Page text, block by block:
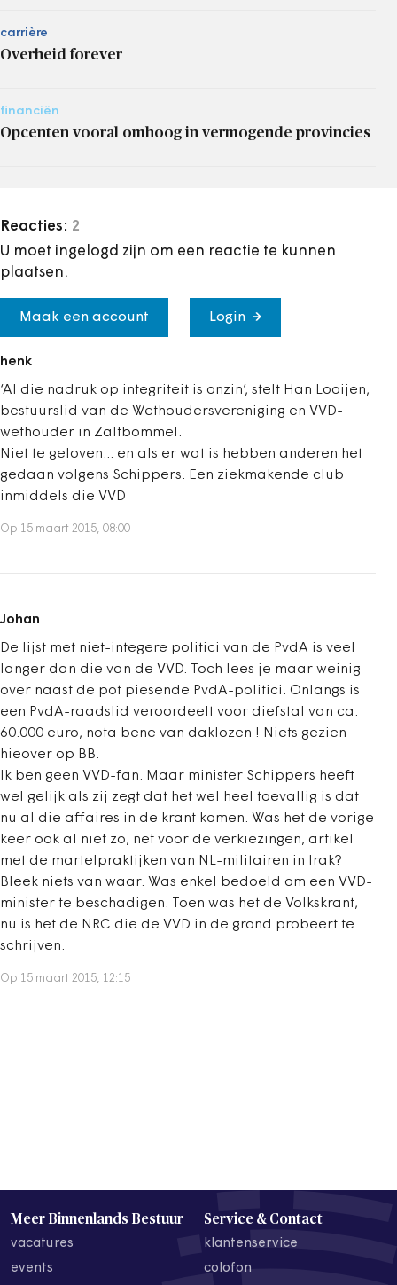
carrière
Overheid forever
financiën
Opcenten vooral omhoog in vermogende provincies
Reacties: 2
U moet ingelogd zijn om een reactie te kunnen
plaatsen.
Maak een account Login
henk
‘Al die nadruk op integriteit is onzin’, stelt Han Looijen,
bestuurslid van de Wethoudersvereniging en VVD-
wethouder in Zaltbommel.
Niet te geloven... en als er wat is hebben anderen het
gedaan volgens Schippers. Een ziekmakende club
inmiddels die VVD
Op 15 maart 2015, 08:00
Johan
De lijst met niet-integere politici van de PvdA is veel
langer dan die van de VVD. Toch lees je maar weinig
over naast de pot piesende PvdA-politici. Onlangs is
een PvdA-raadslid veroordeelt voor diefstal van ca.
60.000 euro, nota bene van daklozen ! Niets gezien
hieover op BB.
Ik ben geen VVD-fan. Maar minister Schippers heeft
wel gelijk als zij zegt dat het wel heel toevallig is dat
nu al die affaires in de krant komen. Was het de vorige
keer ook al niet zo, net voor de verkiezingen, artikel
met de martelpraktijken van NL-militairen in Irak?
Bleek niets van waar. Was enkel bedoeld om een VVD-
minister te beschadigen. Toen was het de Volkskrant,
nu is het de NRC die de VVD in de grond probeert te
schrijven.
Op 15 maart 2015, 12:15
Meer Binnenlands Bestuur
vacatures
events
Service & Contact
klantenservice
colofon